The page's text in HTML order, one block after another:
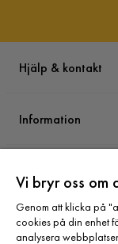
Hjälp & kontakt
Information
Sortiment
Vi bryr oss om
Genom att klicka på
cookies på din enhet
analysera